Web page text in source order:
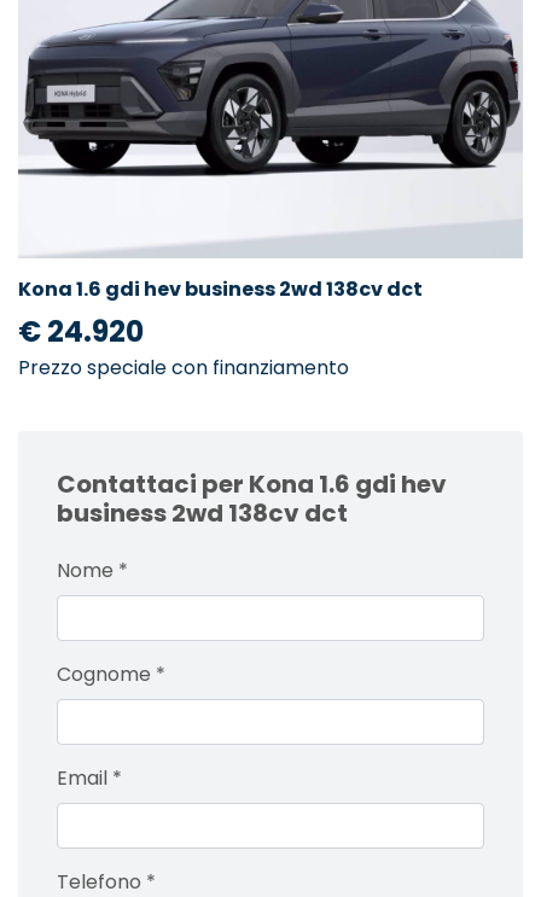
Kona 1.6 gdi hev business 2wd 138cv dct
€ 24.920
Prezzo speciale con finanziamento
Contattaci per Kona 1.6 gdi hev
business 2wd 138cv dct
Nome *
Cognome *
Email *
Telefono *